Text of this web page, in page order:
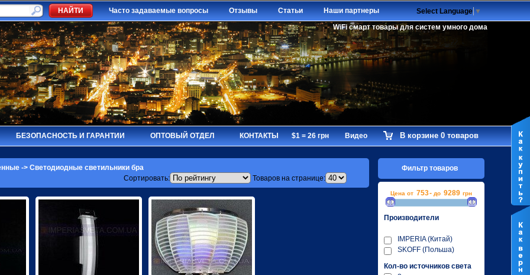
Часто задаваемые вопросы Отзывы Статьи Наши партнеры Select Language ▼
WiFi смарт товары для систем умного дома
БЕЗОПАСНОСТЬ И ГАРАНТИИ ОПТОВЫЙ ОТДЕЛ КОНТАКТЫ $1 = 26 грн Видео В корзине 0 товаров
-> Светодиодные светильники бра
Сортировать:
Товаров на странице:
Фильтр товаров
Цена от 753- до 9289 грн
Производители
IMPERIA (Китай)
SKOFF (Польша)
Кол-во источников света